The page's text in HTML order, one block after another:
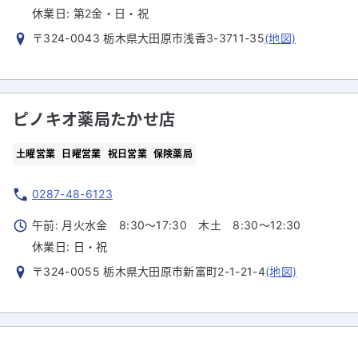
休業日: 第2金・日・祝
〒324-0043 栃木県大田原市浅香3-3711-35(地図)
ピノキオ薬局たかせ店
土曜営業 日曜営業 祝日営業 保険薬局
0287-48-6123
午前: 月火水金 8:30～17:30 木土 8:30～12:30
休業日: 日・祝
〒324-0055 栃木県大田原市新富町2-1-21-4(地図)